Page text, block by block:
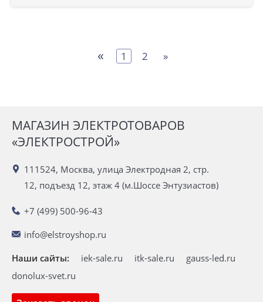
« 1 2 »
МАГАЗИН ЭЛЕКТРОТОВАРОВ
«ЭЛЕКТРОСТРОЙ»
111524, Москва, улица Электродная 2, стр.
12, подъезд 12, этаж 4 (м.Шоссе Энтузиастов)
+7 (499) 500-96-43
info@elstroyshop.ru
Наши сайты: iek-sale.ru itk-sale.ru
gauss-led.ru
donolux-svet.ru